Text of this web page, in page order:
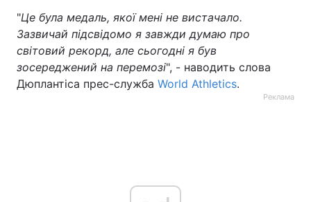
"Це була медаль, якої мені не вистачало.
Зазвичай підсвідомо я завжди думаю про
світовий рекорд, але сьогодні я був
зосереджений на перемозі", - наводить слова
Дюплантіса прес-служба World Athletics.
Реклама